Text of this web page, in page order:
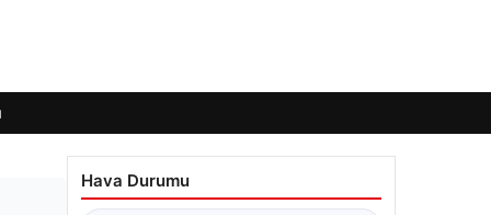
Hava Durumu